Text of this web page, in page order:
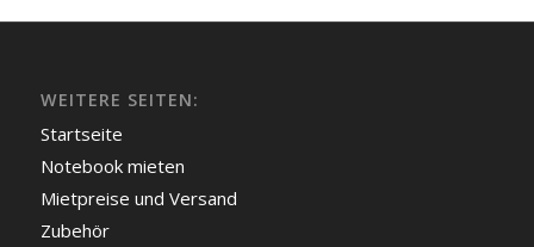
WEITERE SEITEN:
Startseite
Notebook mieten
Mietpreise und Versand
Zubehör